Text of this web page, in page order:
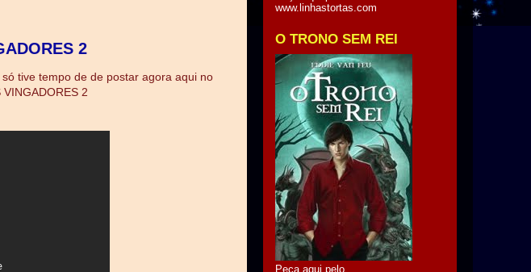
2
tive tempo de de postar agora aqui no
2
www.linhastortas.com
O TRONO SEM REI
Peça aqui pelo